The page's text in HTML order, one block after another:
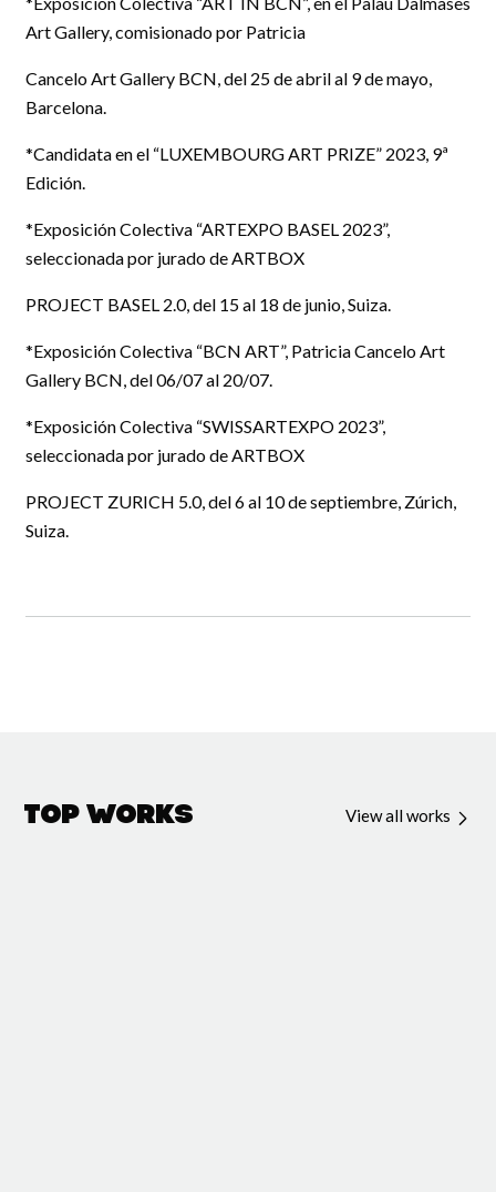
Art Gallery, comisionado por Patricia
Cancelo Art Gallery BCN, del 25 de abril al 9 de mayo,
Barcelona.
*Candidata en el “LUXEMBOURG ART PRIZE” 2023, 9ª
Edición.
*Exposición Colectiva “ARTEXPO BASEL 2023”,
seleccionada por jurado de ARTBOX
PROJECT BASEL 2.0, del 15 al 18 de junio, Suiza.
*Exposición Colectiva “BCN ART”, Patricia Cancelo Art
Gallery BCN, del 06/07 al 20/07.
*Exposición Colectiva “SWISSARTEXPO 2023”,
seleccionada por jurado de ARTBOX
PROJECT ZURICH 5.0, del 6 al 10 de septiembre, Zúrich,
Suiza.
Top Works View all works